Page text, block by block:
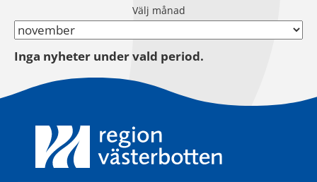
Välj månad
Inga nyheter under vald period.